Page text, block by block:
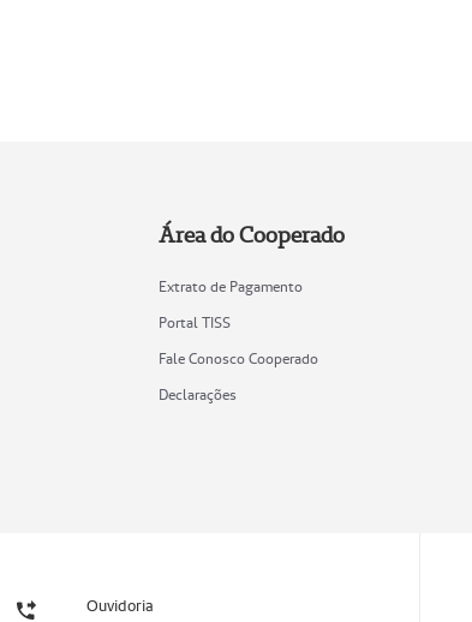
Área do Cooperado
Extrato de Pagamento
Portal TISS
Fale Conosco Cooperado
Declarações
Ouvidoria